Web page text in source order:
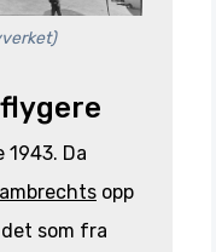
Da
opp
som fra